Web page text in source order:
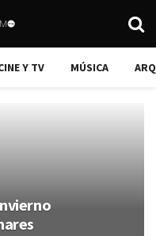
Y TV MÚSICA